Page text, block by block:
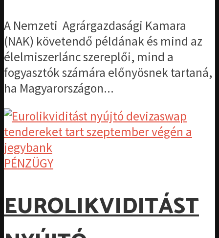
A Nemzeti Agrárgazdasági Kamara
(NAK) követendő példának és mind az
élelmiszerlánc szereplői, mind a
fogyasztók számára előnyösnek tartaná,
ha Magyarországon...
PÉNZÜGY
EUROLIKVIDITÁST